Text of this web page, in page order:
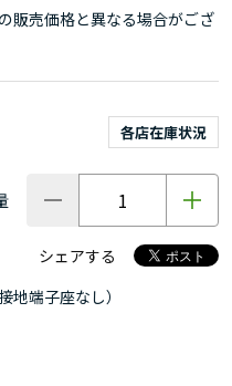
販売価格と異なる場合がござ
各店在庫状況
シェアする
端子座なし）